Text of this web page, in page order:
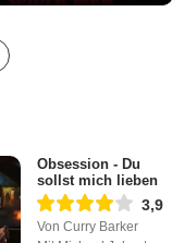
Obsession - Du
sollst mich lieben
3,9
Von Curry Barker